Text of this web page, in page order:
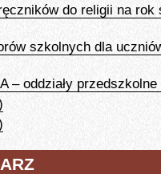
do religii na rok
szkolnych dla
– oddziały